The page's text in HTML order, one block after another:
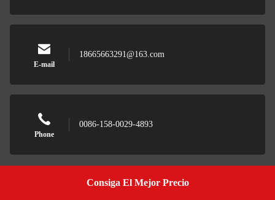
Consiga El Mejor Precio
E-mail
18665663291@163.com
Phone
0086-158-0029-4893
Get A Quote